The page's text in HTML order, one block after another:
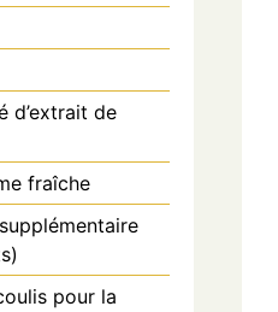
d’extrait de
fraîche
pour la